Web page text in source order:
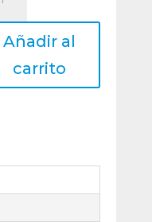
Añadir al
carrito